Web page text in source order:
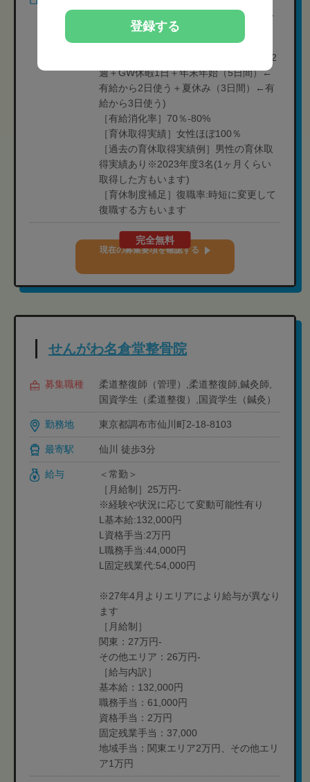
［休暇］夏季休暇冬季、冬季休暇、GW、
推し休暇、慶弔休暇
※有給休暇は法定通り支給
［年間休日］110日程度(完全週休2日×52
週＋GW休暇1日＋年末年始（5日間）←
有給から2日使う＋夏休み（3日間）←有
給から3日使う)
［有給消化率］70％-80%
［育休取得実績］女性ほぼ100％
［過去の育休取得実績例］男性の育休取
得実績あり※2023年度3名(1ヶ月くらい
取得した方もいます)
［育休制度補足］復職率:時短に変更して
復職する方もいます
完全無料
現在の募集要項を確認する
せんがわ名倉堂整骨院
募集職種
柔道整復師（管理）,柔道整復師,鍼灸師,
国資学生（柔道整復）,国資学生（鍼灸）
勤務地 東京都調布市仙川町2-18-8103
最寄駅 仙川 徒歩3分
給与
＜常勤＞
［月給制］25万円-
※経験や状況に応じて変動可能性有り
L基本給:132,000円
L資格手当:2万円
L職務手当:44,000円
L固定残業代:54,000円
※27年4月よりエリアにより給与が異なり
ます
［月給制］
関東：27万円-
その他エリア：26万円-
［給与内訳］
基本給：132,000円
職務手当：61,000円
資格手当：2万円
固定残業手当：37,000
地域手当：関東エリア2万円、その他エリ
ア1万円
登録する